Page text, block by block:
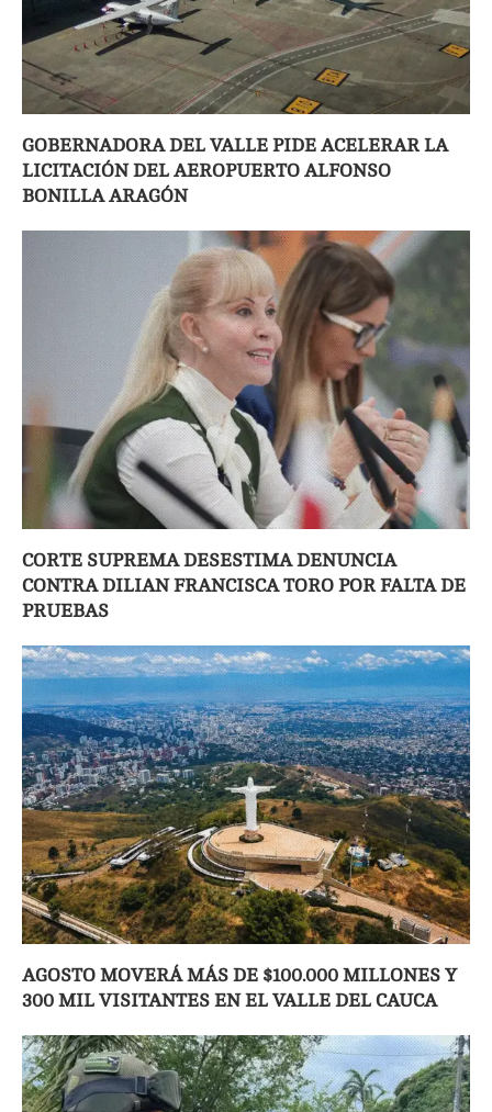
GOBERNADORA DEL VALLE PIDE ACELERAR LA
LICITACIÓN DEL AEROPUERTO ALFONSO
BONILLA ARAGÓN
CORTE SUPREMA DESESTIMA DENUNCIA
CONTRA DILIAN FRANCISCA TORO POR FALTA DE
PRUEBAS
AGOSTO MOVERÁ MÁS DE $100.000 MILLONES Y
300 MIL VISITANTES EN EL VALLE DEL CAUCA